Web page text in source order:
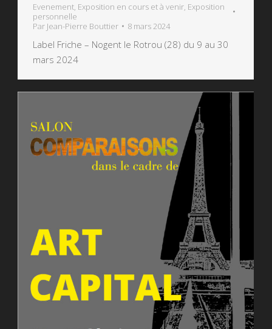
Evenement, Exposition en cours et à venir, Exposition
personnelle
Par Jean-Pierre Bouttier 8 mars 2024
Label Friche – Nogent le Rotrou (28) du 9 au 30
mars 2024